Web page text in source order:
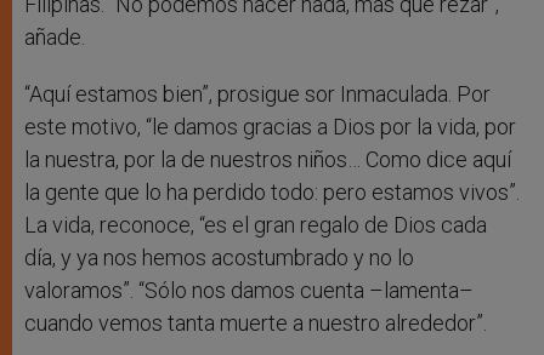
añade.
“Aquí estamos bien”, prosigue sor Inmaculada. Por
este motivo, “le damos gracias a Dios por la vida, por
la nuestra, por la de nuestros niños… Como dice aquí
la gente que lo ha perdido todo: pero estamos vivos”.
La vida, reconoce, “es el gran regalo de Dios cada
día, y ya nos hemos acostumbrado y no lo
valoramos”. “Sólo nos damos cuenta –lamenta–
cuando vemos tanta muerte a nuestro alrededor”.